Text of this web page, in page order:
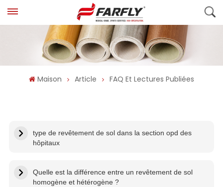
Maison Article FAQ Et Lectures Publiées
type de revêtement de sol dans la section opd des
hôpitaux
Quelle est la différence entre un revêtement de sol
homogène et hétérogène ?